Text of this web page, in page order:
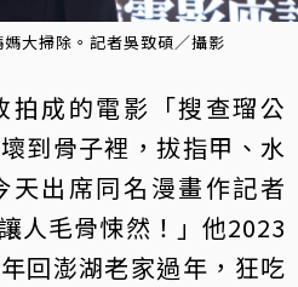
大掃除。記者吳致碩／攝影
拍成的電影「搜查瑠公
到骨子裡，拔指甲、水
天出席同名漫畫作記者
人毛骨悚然！」他2023
回澎湖老家過年，狂吃